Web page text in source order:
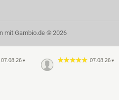
mit Gambio.de © 2026
07.08.26 ▼ 07.08.26 ▼